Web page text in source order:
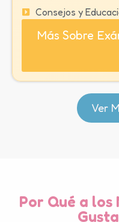
Consejos y
Más Sobre
Ver
Por Qué a los